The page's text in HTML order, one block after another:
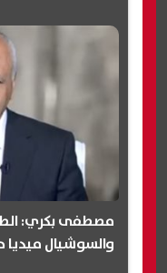
مصطفى بكري:
والسوشيال ميديا